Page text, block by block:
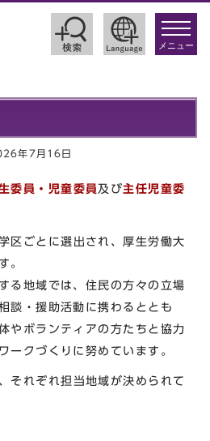
toggle
メニュー
年7月16日
委員・児童委員及び主任児童委
区ごとに選出され、厚生労働大
。
る地域では、住民の方々の立場
談・援助活動に携わるととも
やボランティアの方たちと協力
ークづくりに努めています。
それぞれ担当地域が決められて